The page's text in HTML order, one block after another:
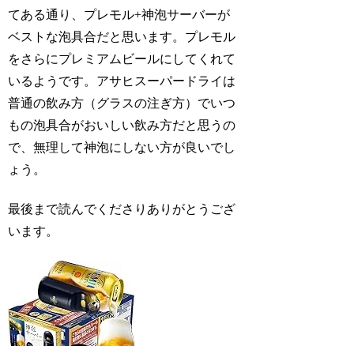
てある通り、プレモル+神泡サーバーが
ベストな泡具合だと思います。プレモル
をさらにプレミアムビールにしてくれて
いるようです。アサヒスーパードライは
普通の飲み方（グラスの注ぎ方）でいつ
もの泡具合がおいしい飲み方だと思うの
で、無理して神泡にしない方が良いでし
ょう。
最後まで読んでくださりありがとうござ
います。